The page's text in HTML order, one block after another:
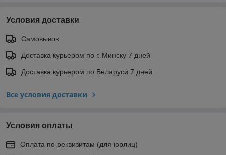
Условия доставки
Самовывоз
Доставка курьером по г. Минску 7 дней
Доставка курьером по Беларуси 7 дней
Все условия доставки
Условия оплаты
Оплата по реквизитам (для юрлиц)